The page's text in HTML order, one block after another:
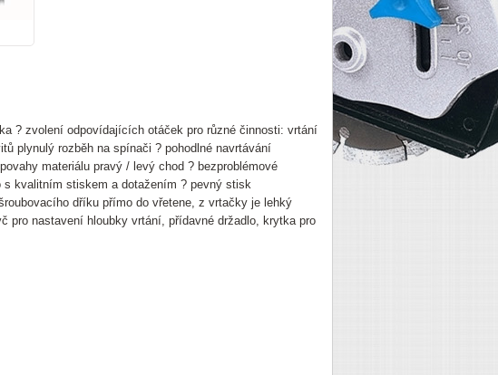
? zvolení odpovídajících otáček pro různé činnosti: vrtání
plynulý rozběh na spínači ? pohodlné navrtávání
materiálu pravý / levý chod ? bezproblémové
kvalitním stiskem a dotažením ? pevný stisk
dříku přímo do vřetene, z vrtačky je lehký
pro nastavení hloubky vrtání, přídavné držadlo, krytka pro